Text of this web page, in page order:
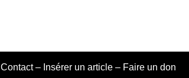
Contact – Insérer un article – Faire un don